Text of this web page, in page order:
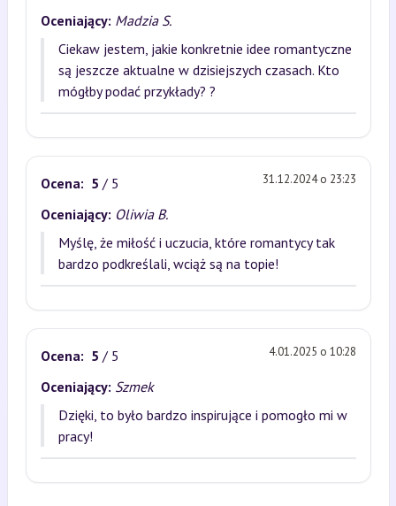
Oceniający: Madzia S.
Ciekaw jestem, jakie konkretnie idee romantyczne
są jeszcze aktualne w dzisiejszych czasach. Kto
mógłby podać przykłady? ?
Ocena: 5 / 5 31.12.2024 o 23:23
Oceniający: Oliwia B.
Myślę, że miłość i uczucia, które romantycy tak
bardzo podkreślali, wciąż są na topie!
Ocena: 5 / 5 4.01.2025 o 10:28
Oceniający: Szmek
Dzięki, to było bardzo inspirujące i pomogło mi w
pracy!